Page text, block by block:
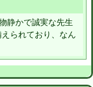
静かで誠実な先生
られており、なん